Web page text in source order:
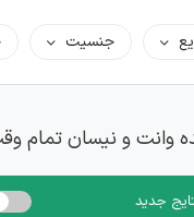
جنسیت
وانت و نیسان تمام
جدید